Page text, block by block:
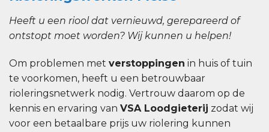
Heeft u een riool dat vernieuwd, gerepareerd of
ontstopt moet worden? Wij kunnen u helpen!
Om problemen met verstoppingen in huis of tuin
te voorkomen, heeft u een betrouwbaar
rioleringsnetwerk nodig. Vertrouw daarom op de
kennis en ervaring van VSA Loodgieterij zodat wij
voor een betaalbare prijs uw riolering kunnen